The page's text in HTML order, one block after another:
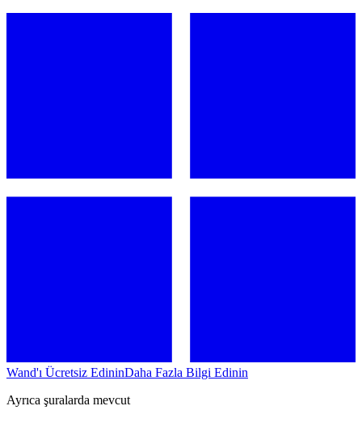
Wand'ı Ücretsiz EdininDaha Fazla Bilgi Edinin
Ayrıca şuralarda mevcut